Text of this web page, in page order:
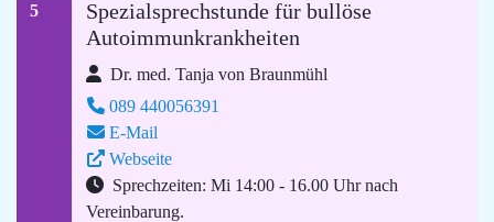
5
Spezialsprechstunde für bullöse
Autoimmunkrankheiten
Dr. med. Tanja von Braunmühl
089 440056391
E-Mail
Webseite
Sprechzeiten: Mi 14:00 - 16.00 Uhr nach
Vereinbarung.